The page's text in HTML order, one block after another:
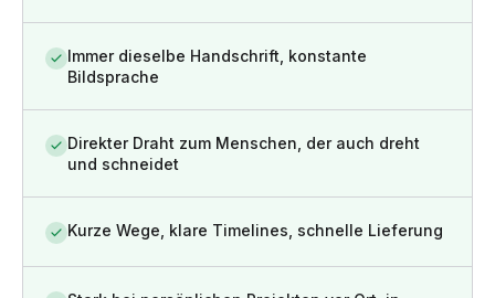
Immer dieselbe Handschrift, konstante
Bildsprache
Direkter Draht zum Menschen, der auch dreht
und schneidet
Kurze Wege, klare Timelines, schnelle Lieferung